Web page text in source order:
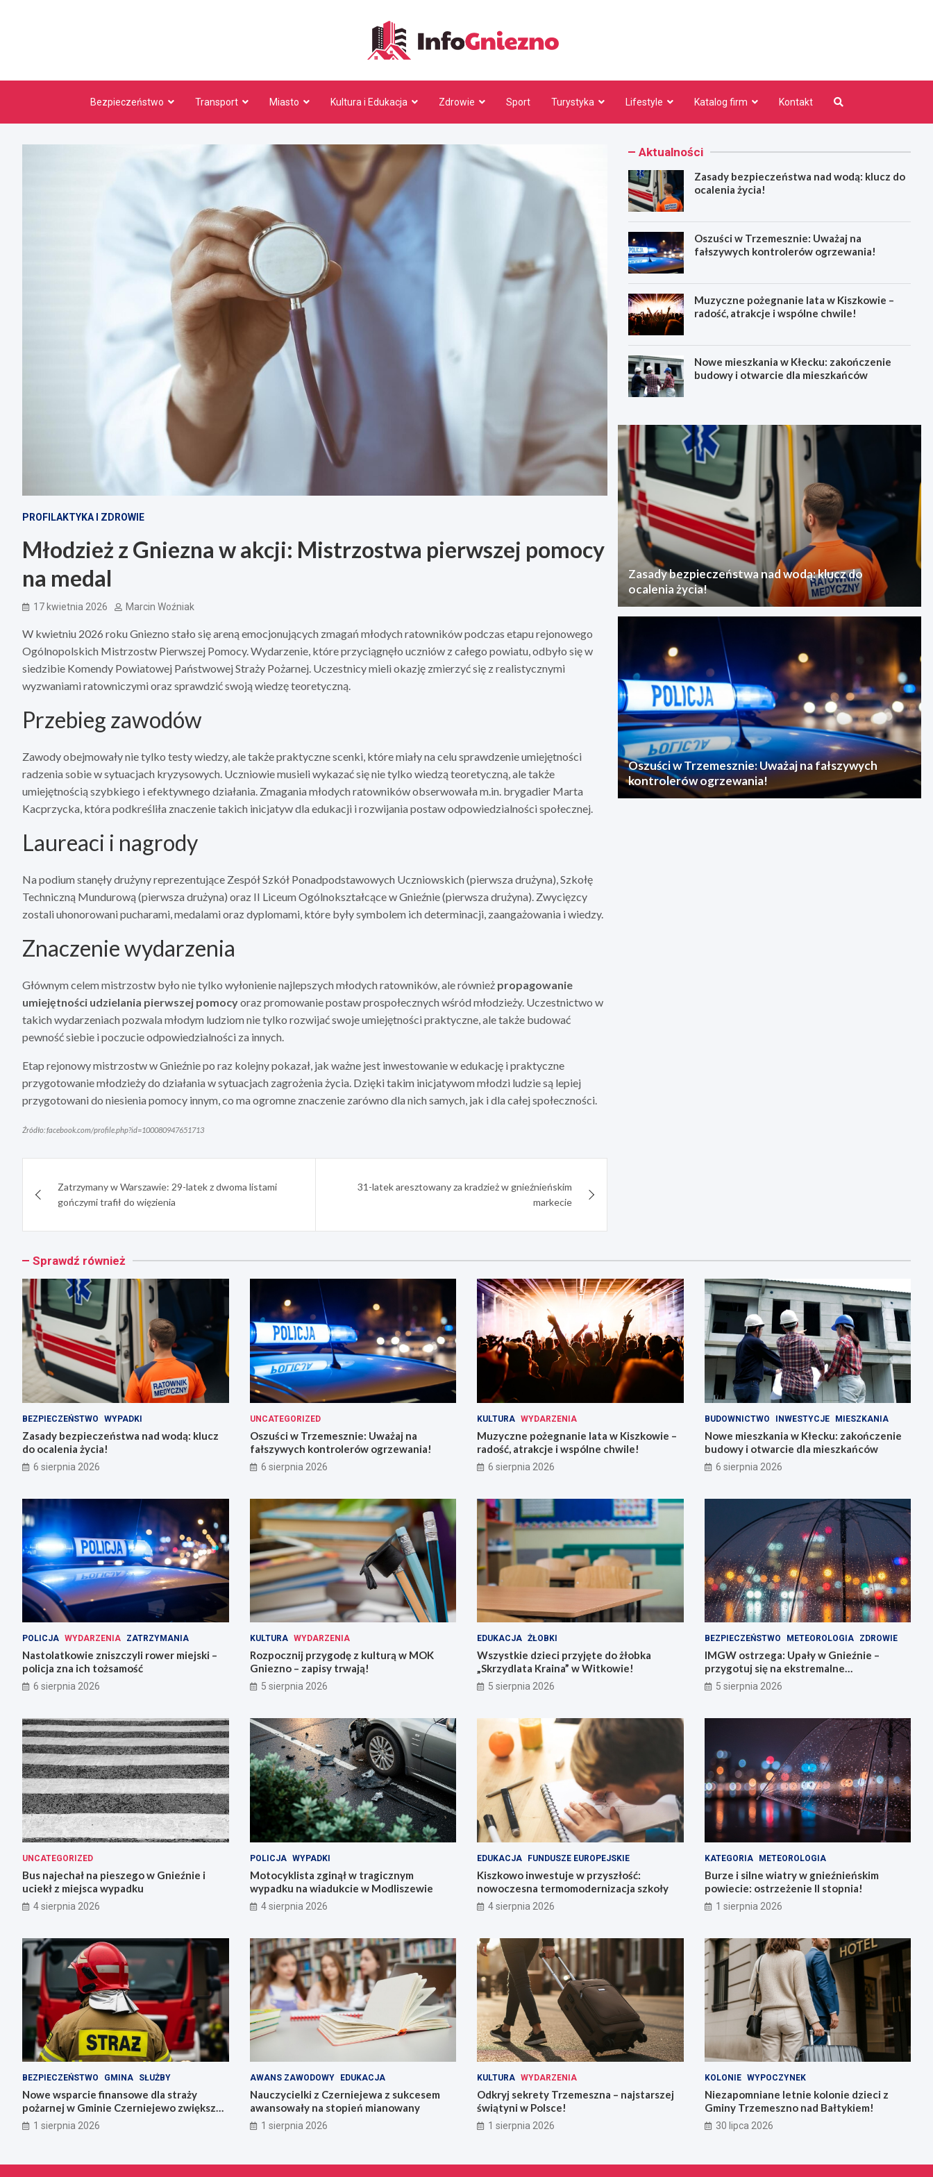
Bezpieczeństwo Transport Miasto Kultura i Edukacja Zdrowie Sport Turystyka Lifestyle Katalog firm Kontakt
PROFILAKTYKA I ZDROWIE
Młodzież z Gniezna w akcji: Mistrzostwa pierwszej pomocy
na medal
17 kwietnia 2026 Marcin Woźniak
W kwietniu 2026 roku Gniezno stało się areną emocjonujących zmagań młodych ratowników podczas etapu rejonowego
Ogólnopolskich Mistrzostw Pierwszej Pomocy. Wydarzenie, które przyciągnęło uczniów z całego powiatu, odbyło się w
siedzibie Komendy Powiatowej Państwowej Straży Pożarnej. Uczestnicy mieli okazję zmierzyć się z realistycznymi
wyzwaniami ratowniczymi oraz sprawdzić swoją wiedzę teoretyczną.
Przebieg zawodów
Zawody obejmowały nie tylko testy wiedzy, ale także praktyczne scenki, które miały na celu sprawdzenie umiejętności
radzenia sobie w sytuacjach kryzysowych. Uczniowie musieli wykazać się nie tylko wiedzą teoretyczną, ale także
umiejętnością szybkiego i efektywnego działania. Zmagania młodych ratowników obserwowała m.in. brygadier Marta
Kacprzycka, która podkreśliła znaczenie takich inicjatyw dla edukacji i rozwijania postaw odpowiedzialności społecznej.
Laureaci i nagrody
Na podium stanęły drużyny reprezentujące Zespół Szkół Ponadpodstawowych Uczniowskich (pierwsza drużyna), Szkołę
Techniczną Mundurową (pierwsza drużyna) oraz II Liceum Ogólnokształcące w Gnieźnie (pierwsza drużyna). Zwycięzcy
zostali uhonorowani pucharami, medalami oraz dyplomami, które były symbolem ich determinacji, zaangażowania i wiedzy.
Znaczenie wydarzenia
Głównym celem mistrzostw było nie tylko wyłonienie najlepszych młodych ratowników, ale również propagowanie
umiejętności udzielania pierwszej pomocyoraz promowanie postaw prospołecznych wśród młodzieży. Uczestnictwo w
takich wydarzeniach pozwala młodym ludziom nie tylko rozwijać swoje umiejętności praktyczne, ale także budować
pewność siebie i poczucie odpowiedzialności za innych.
Etap rejonowy mistrzostw w Gnieźnie po raz kolejny pokazał, jak ważne jest inwestowanie w edukację i praktyczne
przygotowanie młodzieży do działania w sytuacjach zagrożenia życia. Dzięki takim inicjatywom młodzi ludzie są lepiej
przygotowani do niesienia pomocy innym, co ma ogromne znaczenie zarówno dla nich samych, jak i dla całej społeczności.
Źródło: facebook.com/profile.php?id=100080947651713
wpisuZatrzymany w Warszawie: 29-latek z dwoma listami
gończymi trafił do więzienia
31-latek aresztowany za kradzież w gnieźnieńskim
markecie
Aktualności
Zasady bezpieczeństwa nad wodą: klucz do
ocalenia życia!
Oszuści w Trzemesznie: Uważaj na
fałszywych kontrolerów ogrzewania!
Muzyczne pożegnanie lata w Kiszkowie –
radość, atrakcje i wspólne chwile!
Nowe mieszkania w Kłecku: zakończenie
budowy i otwarcie dla mieszkańców
Zasady bezpieczeństwa nad wodą: klucz do
ocalenia życia!
Oszuści w Trzemesznie: Uważaj na fałszywych
kontrolerów ogrzewania!
Sprawdź również
BEZPIECZEŃSTWO WYPADKI
Zasady bezpieczeństwa nad wodą: klucz
do ocalenia życia!
6 sierpnia 2026
UNCATEGORIZED
Oszuści w Trzemesznie: Uważaj na
fałszywych kontrolerów ogrzewania!
6 sierpnia 2026
KULTURA WYDARZENIA
Muzyczne pożegnanie lata w Kiszkowie –
radość, atrakcje i wspólne chwile!
6 sierpnia 2026
BUDOWNICTWO INWESTYCJE MIESZKANIA
Nowe mieszkania w Kłecku: zakończenie
budowy i otwarcie dla mieszkańców
6 sierpnia 2026
POLICJA WYDARZENIA ZATRZYMANIA
Nastolatkowie zniszczyli rower miejski –
policja zna ich tożsamość
6 sierpnia 2026
KULTURA WYDARZENIA
Rozpocznij przygodę z kulturą w MOK
Gniezno – zapisy trwają!
5 sierpnia 2026
EDUKACJA ŻŁOBKI
Wszystkie dzieci przyjęte do żłobka
„Skrzydlata Kraina” w Witkowie!
5 sierpnia 2026
BEZPIECZEŃSTWO METEOROLOGIA ZDROWIE
IMGW ostrzega: Upały w Gnieźnie –
przygotuj się na ekstremalne
temperatury!
5 sierpnia 2026
UNCATEGORIZED
Bus najechał na pieszego w Gnieźnie i
uciekł z miejsca wypadku
4 sierpnia 2026
POLICJA WYPADKI
Motocyklista zginął w tragicznym
wypadku na wiadukcie w Modliszewie
4 sierpnia 2026
EDUKACJA FUNDUSZE EUROPEJSKIE
Kiszkowo inwestuje w przyszłość:
nowoczesna termomodernizacja szkoły
4 sierpnia 2026
KATEGORIA METEOROLOGIA
Burze i silne wiatry w gnieźnieńskim
powiecie: ostrzeżenie II stopnia!
1 sierpnia 2026
BEZPIECZEŃSTWO GMINA SŁUŻBY
Nowe wsparcie finansowe dla straży
pożarnej w Gminie Czerniejewo zwiększa
bezpieczeństwo mieszkańców
1 sierpnia 2026
AWANS ZAWODOWY EDUKACJA
Nauczycielki z Czerniejewa z sukcesem
awansowały na stopień mianowany
1 sierpnia 2026
KULTURA WYDARZENIA
Odkryj sekrety Trzemeszna – najstarszej
świątyni w Polsce!
1 sierpnia 2026
KOLONIE WYPOCZYNEK
Niezapomniane letnie kolonie dzieci z
Gminy Trzemeszno nad Bałtykiem!
30 lipca 2026